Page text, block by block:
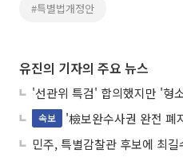
#특별법개정안
유진의 기자의 주요 뉴스
속보
'檢보완수사권 완전 폐지' 법안,